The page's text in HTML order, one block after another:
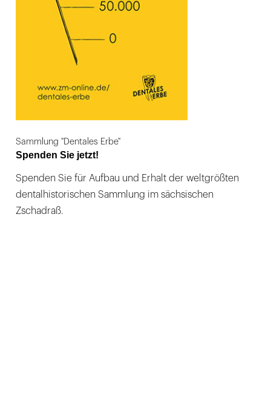
Sammlung "Dentales Erbe"
Spenden Sie jetzt!
Spenden Sie für Aufbau und Erhalt der weltgrößten
dentalhistorischen Sammlung im sächsischen
Zschadraß.